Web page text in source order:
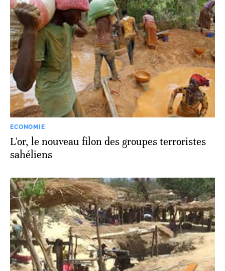
ECONOMIE
L'or, le nouveau filon des groupes terroristes
sahéliens